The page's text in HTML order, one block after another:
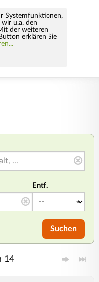
Systemfunktionen,
u.a. den
der weiteren
erklären Sie
Entf.
Suchen
14